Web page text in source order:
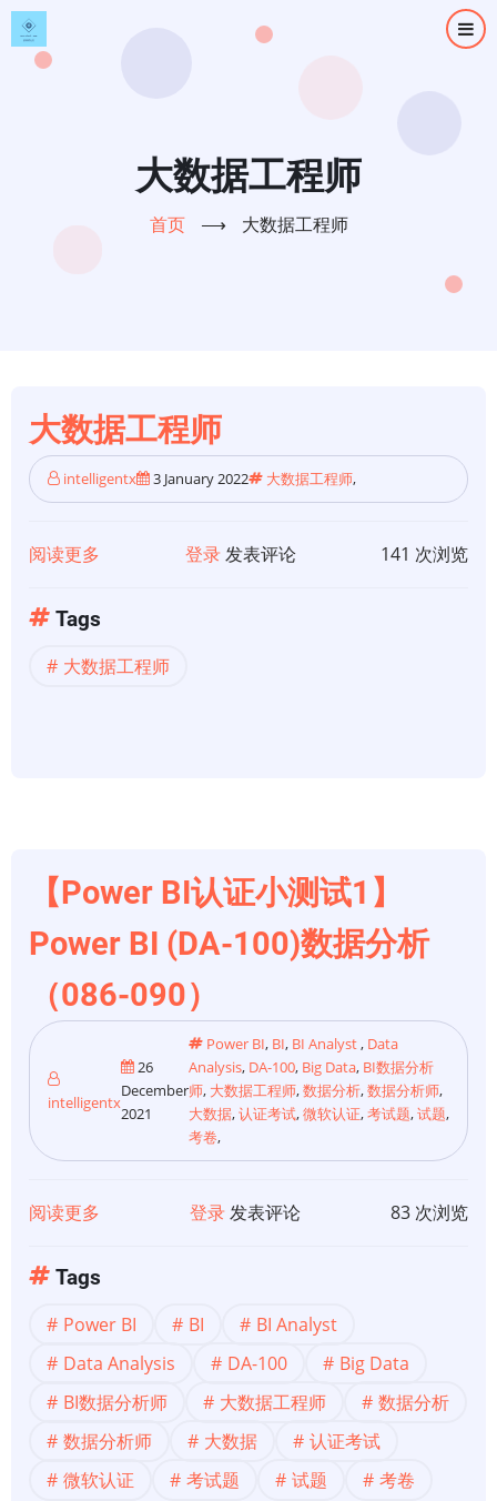
跳
转
大数据工程师
首页 ⟶ 大数据工程师
大数据工程师
intelligentx 3 January 2022 大数据工程师,
阅读更多
据
登录发表评论 141 次浏览
Tags
大数据工程师
【Power BI认证小测试1】
Power BI (DA-100)数据分析
（086-090）
intelligentx
26
December
2021
Power BI, BI, BI Analyst, Data
Analysis, DA-100, Big Data, BI数据分析
师, 大数据工程师,数据分析,数据分析师,
大数据,认证考试,微软认证,考试题,试题,
考卷,
阅读更多
认
证
小
试
1】
登录发表评论 83 次浏览
Tags
Power BI BI
BI Analyst
Data Analysis
DA-100
Big Data
BI数据分析师
大数据工程师
数据分析
数据分析师
大数据
认证考试
微软认证
考试题 试题 考卷